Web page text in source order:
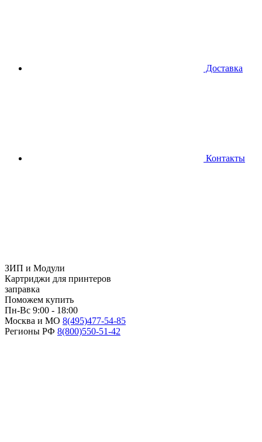
Доставка
Контакты
ЗИП и Модули
Картриджи для принтеров
заправка
Поможем купить
Пн-Вс 9:00 - 18:00
Москва и МО 8(495)477-54-85
Регионы РФ 8(800)550-51-42